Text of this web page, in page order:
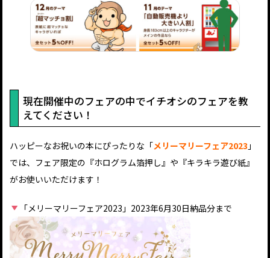
現在開催中のフェアの中でイチオシのフェアを教
えてください！
ハッピーなお祝いの本にぴったりな「メリーマリーフェア2023 」
では、フェア限定の『ホログラム箔押し』や『キラキラ遊び紙』
がお使いいただけます！
「メリーマリーフェア2023」2023年6月30日納品分まで